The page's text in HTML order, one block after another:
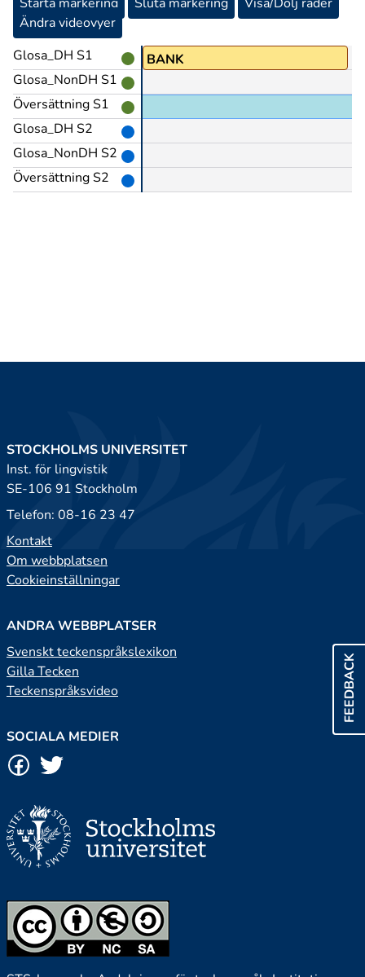
Ändra videovyer
Glosa_DH S1
Glosa_NonDH S1
Översättning S1
Glosa_DH S2
Glosa_NonDH S2
Översättning S2
BANK
FEEDBACK
STOCKHOLMS UNIVERSITET
Inst. för lingvistik
SE-106 91 Stockholm
Telefon: 08-16 23 47
Kontakt
Om webbplatsen
Cookieinställningar
ANDRA WEBBPLATSER
Svenskt teckenspråkslexikon
Gilla Tecken
Teckenspråksvideo
SOCIALA MEDIER